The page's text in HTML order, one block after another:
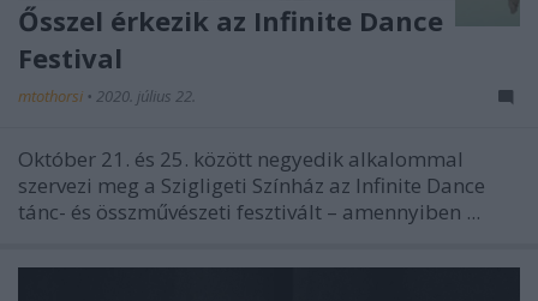
Ősszel érkezik az Infinite Dance
Festival
mtothorsi • 2020. július 22.
Október 21. és 25. között negyedik alkalommal
szervezi meg a Szigligeti Színház az Infinite Dance
tánc- és összművészeti fesztivált – amennyiben ...